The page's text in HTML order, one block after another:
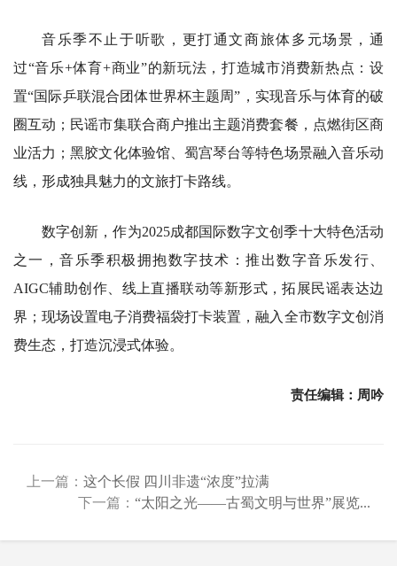
音乐季不止于听歌，更打通文商旅体多元场景，通
过“音乐+体育+商业”的新玩法，打造城市消费新热点：设
置“国际乒联混合团体世界杯主题周”，实现音乐与体育的破
圈互动；民谣市集联合商户推出主题消费套餐，点燃街区商
业活力；黑胶文化体验馆、蜀宫琴台等特色场景融入音乐动
线，形成独具魅力的文旅打卡路线。
数字创新，作为2025成都国际数字文创季十大特色活动
之一，音乐季积极拥抱数字技术：推出数字音乐发行、
AIGC辅助创作、线上直播联动等新形式，拓展民谣表达边
界；现场设置电子消费福袋打卡装置，融入全市数字文创消
费生态，打造沉浸式体验。
责任编辑：周吟
上一篇： 这个长假 四川非遗“浓度”拉满
下一篇： “太阳之光——古蜀文明与世界”展览...